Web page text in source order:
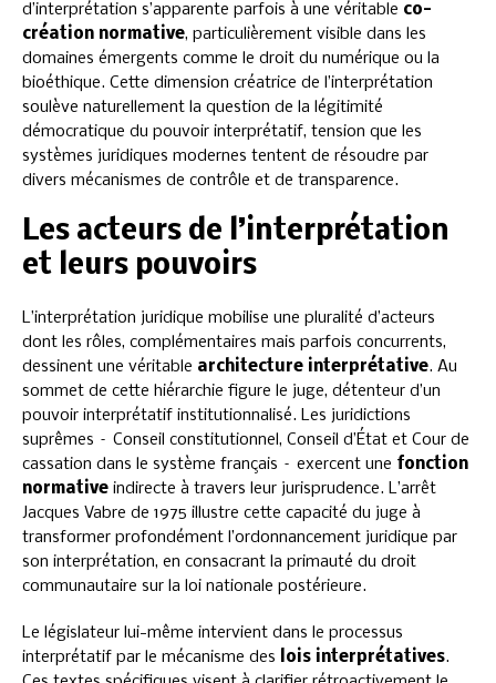
d’interprétation s’apparente parfois à une véritable co-
création normative, particulièrement visible dans les
domaines émergents comme le droit du numérique ou la
bioéthique. Cette dimension créatrice de l’interprétation
soulève naturellement la question de la légitimité
démocratique du pouvoir interprétatif, tension que les
systèmes juridiques modernes tentent de résoudre par
divers mécanismes de contrôle et de transparence.
Les acteurs de l’interprétation
et leurs pouvoirs
L’interprétation juridique mobilise une pluralité d’acteurs
dont les rôles, complémentaires mais parfois concurrents,
dessinent une véritable architecture interprétative. Au
sommet de cette hiérarchie figure le juge, détenteur d’un
pouvoir interprétatif institutionnalisé. Les juridictions
suprêmes – Conseil constitutionnel, Conseil d’État et Cour de
cassation dans le système français – exercent une fonction
normative indirecte à travers leur jurisprudence. L’arrêt
Jacques Vabre de 1975 illustre cette capacité du juge à
transformer profondément l’ordonnancement juridique par
son interprétation, en consacrant la primauté du droit
communautaire sur la loi nationale postérieure.
Le législateur lui-même intervient dans le processus
interprétatif par le mécanisme des
lois interprétatives.